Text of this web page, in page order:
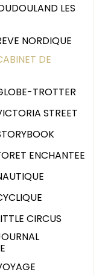
LES
NORDIQUE
DE
TROTTER
STREET
ENCHANTEE
CIRCUS